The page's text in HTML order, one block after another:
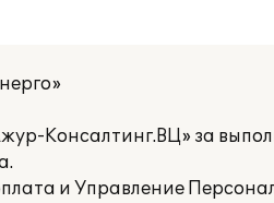
Консалтинг.ВЦ» за
и Управление